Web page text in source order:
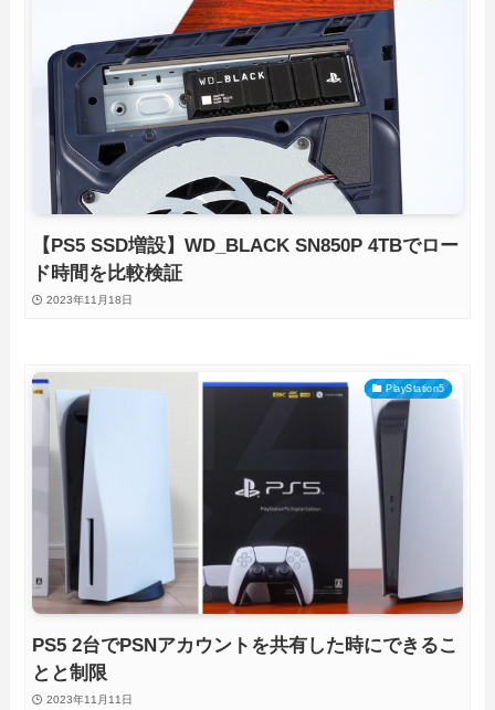
【PS5 SSD増設】WD_BLACK SN850P 4TBでロー
ド時間を比較検証
2023年11月18日
PlayStation5
PS5 2台でPSNアカウントを共有した時にできるこ
とと制限
2023年11月11日